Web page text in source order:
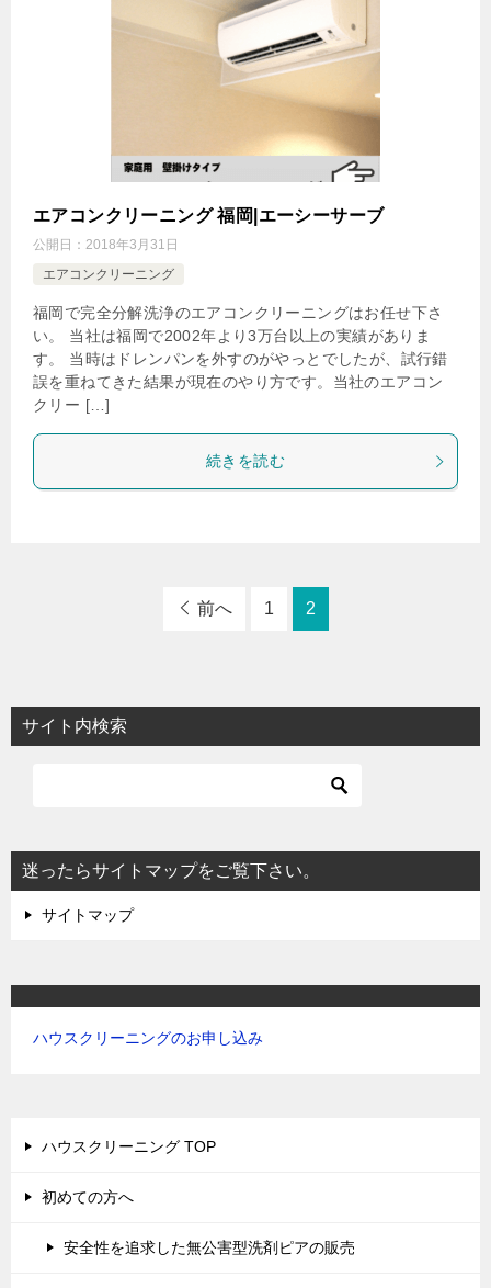
エアコンクリーニング 福岡|エーシーサーブ
公開日： 2018年3月31日
エアコンクリーニング
福岡で完全分解洗浄のエアコンクリーニングはお任せ下さ
い。 当社は福岡で2002年より3万台以上の実績がありま
す。 当時はドレンパンを外すのがやっとでしたが、試行錯
誤を重ねてきた結果が現在のやり方です。当社のエアコン
クリー […]
続きを読む
前へ 1 2
サイト内検索
迷ったらサイトマップをご覧下さい。
サイトマップ
ハウスクリーニングのお申し込み
ハウスクリーニング TOP
初めての方へ
安全性を追求した無公害型洗剤ピアの販売